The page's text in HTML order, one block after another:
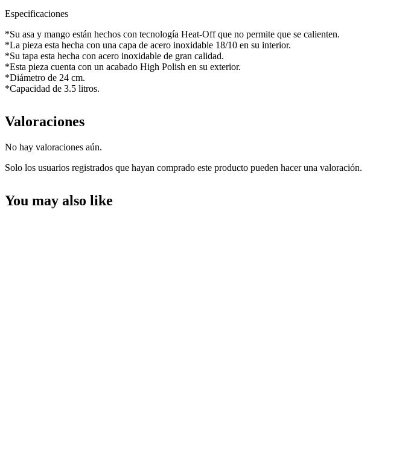
Especificaciones
*Su asa y mango están hechos con tecnología Heat-Off que no permite que se calienten.
*La pieza esta hecha con una capa de acero inoxidable 18/10 en su interior.
*Su tapa esta hecha con acero inoxidable de gran calidad.
*Esta pieza cuenta con un acabado High Polish en su exterior.
*Diámetro de 24 cm.
*Capacidad de 3.5 litros.
Valoraciones
No hay valoraciones aún.
Solo los usuarios registrados que hayan comprado este producto pueden hacer una valoración.
You may also like